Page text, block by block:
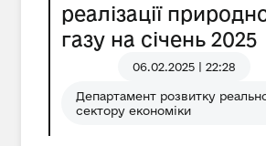
реалізації
газу на січень 2025
06.02.2025 | 22:28
Департамент розвитку
сектору економіки